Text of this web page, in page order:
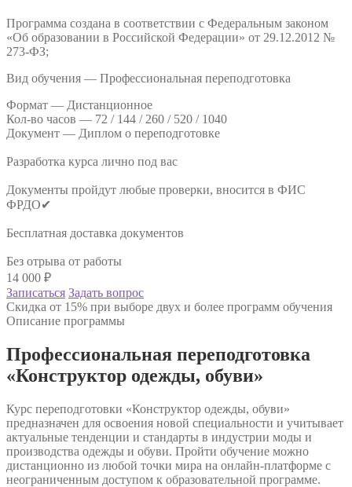
Программа создана в соответствии с Федеральным законом
«Об образовании в Российской Федерации» от 29.12.2012 №
273-ФЗ;
Вид обучения — Профессиональная переподготовка
Формат — Дистанционное
Кол-во часов — 72 / 144 / 260 / 520 / 1040
Документ — Диплом о переподготовке
Разработка курса лично под вас
Документы пройдут любые проверки, вносится в ФИС
ФРДО✔
Бесплатная доставка документов
Без отрыва от работы
14 000 ₽
Записаться Задать вопрос
Скидка от 15% при выборе двух и более программ обучения
Описание программы
Профессиональная переподготовка
«Конструктор одежды, обуви»
Курс переподготовки «Конструктор одежды, обуви»
предназначен для освоения новой специальности и учитывает
актуальные тенденции и стандарты в индустрии моды и
производства одежды и обуви. Пройти обучение можно
дистанционно из любой точки мира на онлайн-платформе с
неограниченным доступом к образовательной программе.